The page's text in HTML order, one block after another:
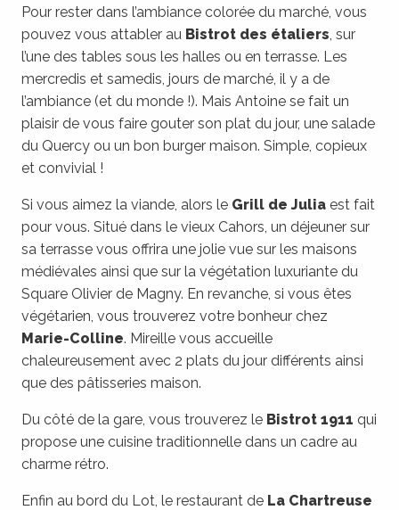
Pour rester dans l’ambiance colorée du marché, vous
pouvez vous attabler au Bistrot des étaliers, sur
l’une des tables sous les halles ou en terrasse. Les
mercredis et samedis, jours de marché, il y a de
l’ambiance (et du monde !). Mais Antoine se fait un
plaisir de vous faire gouter son plat du jour, une salade
du Quercy ou un bon burger maison. Simple, copieux
et convivial !
Si vous aimez la viande, alors le Grill de Julia est fait
pour vous. Situé dans le vieux Cahors, un déjeuner sur
sa terrasse vous offrira une jolie vue sur les maisons
médiévales ainsi que sur la végétation luxuriante du
Square Olivier de Magny. En revanche, si vous êtes
végétarien, vous trouverez votre bonheur chez
Marie-Colline. Mireille vous accueille
chaleureusement avec 2 plats du jour différents ainsi
que des pâtisseries maison.
Du côté de la gare, vous trouverez le Bistrot 1911 qui
propose une cuisine traditionnelle dans un cadre au
charme rétro.
Enfin au bord du Lot, le restaurant de La Chartreuse